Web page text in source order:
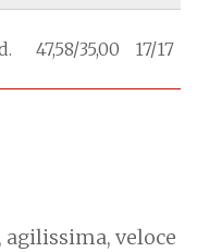
47,58/35,00 17/17
agilissima, veloce